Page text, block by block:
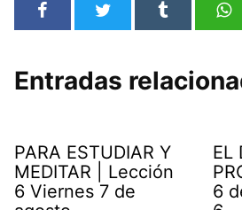
Entradas
PARA ESTUDIAR Y
MEDITAR | Lección
6 Viernes 7 de
EL
6